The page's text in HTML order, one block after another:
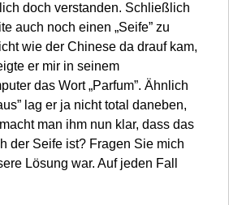
doch verstanden. Schließlich
auch noch einen „Seife” zu
wie der Chinese da drauf kam,
er mir in seinem
das Wort „Parfum”. Ähnlich
lag er ja nicht total daneben,
man ihm nun klar, dass das
der Seife ist? Fragen Sie mich
Lösung war. Auf jeden Fall